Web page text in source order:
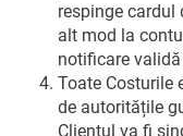
respinge cardul
alt mod la
notificare
Toate Costurile
de autoritățile
Clientul va fi